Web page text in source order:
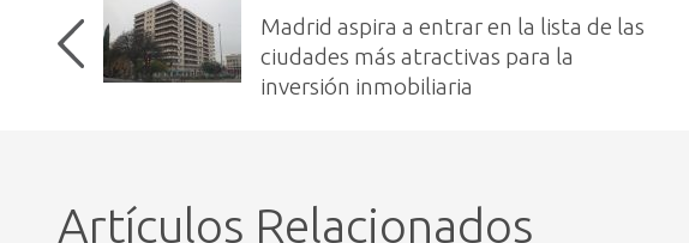
Madrid aspira a entrar en la lista de las
ciudades más atractivas para la
inversión inmobiliaria
Artículos Relacionados